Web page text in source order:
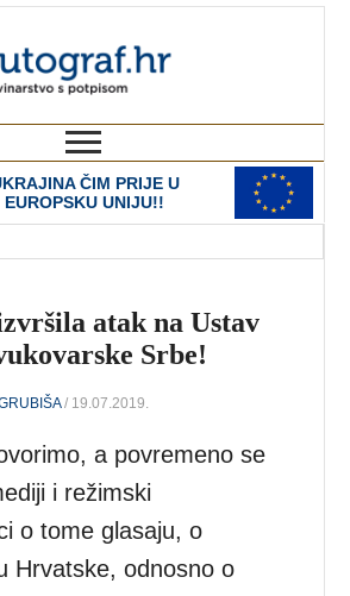
ČIM PRIJE U
EUROPSKU UNIJU!!
atak na Ustav
Srbe!
/ 19.07.2019.
a povremeno se
i režimski
o tome glasaju, o
Hrvatske, odnosno o